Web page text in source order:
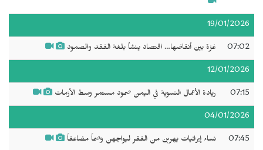
19/01/2026
07:02 غزة بين أنقاضها… اقتصاد ينشأ بلغة الفقد والصمود
12/01/2026
07:15 ريادة الأعمال النسوية في اليمن صمود مستمر وسط الأزمات
04/01/2026
07:45 نساء إيرانيات يهربن من الفقر ليواجهن وصماً مضاعفاً